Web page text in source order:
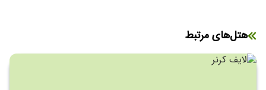
هتل‌های مرتبط